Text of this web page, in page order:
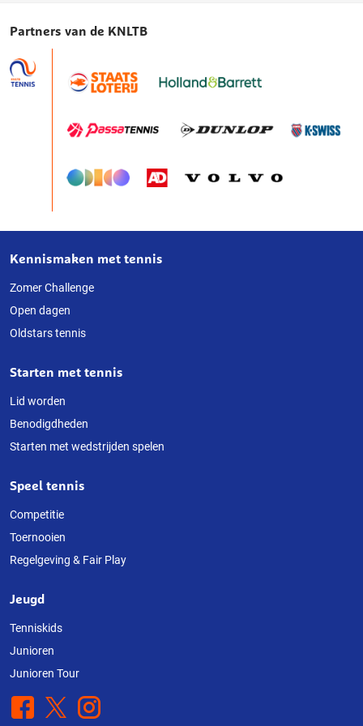
het
tennissen
Partners van de KNLTB
Over
deze
website
Kennismaken met tennis
Zomer Challenge
Open dagen
Oldstars tennis
Starten met tennis
Lid worden
Benodigdheden
Starten met wedstrijden spelen
Speel tennis
Competitie
Toernooien
Regelgeving & Fair Play
Jeugd
Tenniskids
Junioren
Junioren Tour
Facebook
X Instagram